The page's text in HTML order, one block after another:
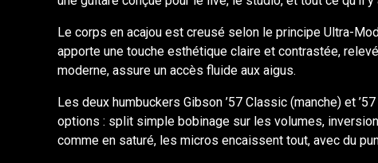
Le corps en acajou est creusé selon le principe Ultra-
apporte une touche esthétique claire et contrastée,
moderne, assure un accès fluide aux aigus.
Les deux humbuckers Gibson ’57 Classic (manche) et
options : split simple bobinage sur les volumes,
comme en saturé, les micros encaissent tout, avec du